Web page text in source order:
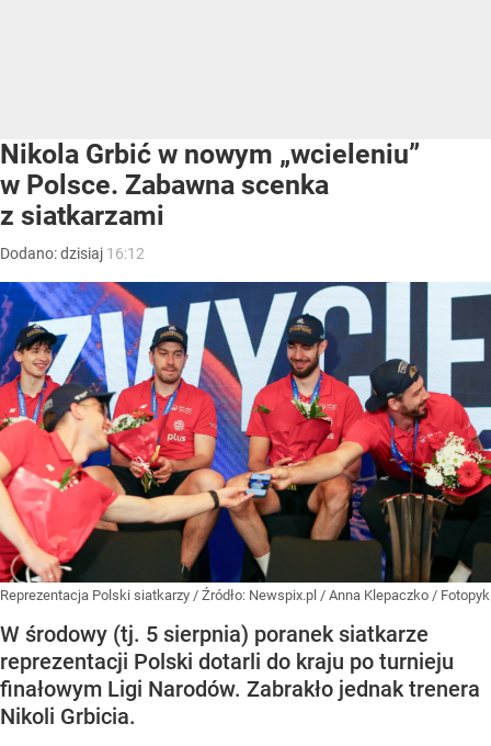
Nikola Grbić w nowym „wcieleniu”
w Polsce. Zabawna scenka
z siatkarzami
Dodano:dzisiaj 16:12
Reprezentacja Polski siatkarzy / Źródło: Newspix.pl / Anna Klepaczko / Fotopyk
W środowy (tj. 5 sierpnia) poranek siatkarze
reprezentacji Polski dotarli do kraju po turnieju
finałowym Ligi Narodów. Zabrakło jednak trenera
Nikoli Grbicia.